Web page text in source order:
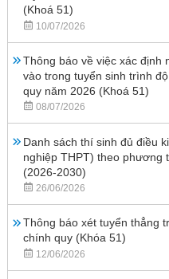
(Khoá 51)
10/07/2026
Thông báo về việc xác định
vào trong tuyển sinh trình
quy năm 2026 (Khoá 51)
08/07/2026
Danh sách thí sinh đủ điều
nghiệp THPT) theo phương
(2026-2030)
26/06/2026
Thông báo xét tuyển thẳng
chính quy (Khóa 51)
12/06/2026